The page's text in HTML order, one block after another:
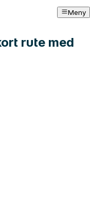
Meny
rute med